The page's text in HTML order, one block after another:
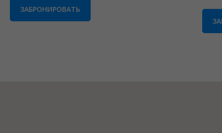
ЗАБРОНИРОВАТЬ